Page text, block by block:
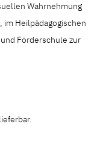
Wahrnehmung
Heilpädagogischen
Förderschule zur